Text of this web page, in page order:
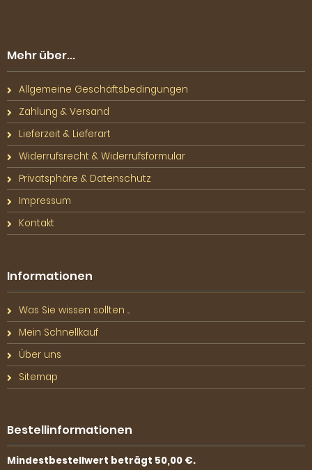
Mehr über...
Allgemeine Geschäftsbedingungen
Zahlung & Versand
Lieferzeit & Lieferart
Widerrufsrecht & Widerrufsformular
Privatsphäre & Datenschutz
Impressum
Kontakt
Informationen
Was Sie wissen sollten ...
Mein Schnellkauf
Über uns
Sitemap
Bestellinformationen
Mindestbestellwert beträgt 50,00 €.